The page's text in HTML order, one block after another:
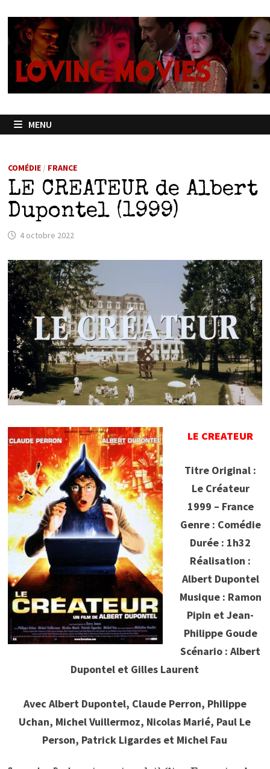
contenu
MENU
COMÉDIE/ FRANCE
LE CREATEUR de Albert
Dupontel (1999)
4 octobre 2022
LE CREATEUR
Titre Original :
Le Créateur
1999 – France
Genre : Comédie
Durée : 1h32
Réalisation :
Albert Dupontel
Musique : Ramon
Pipin et Jean-
Philippe Goude
Scénario : Albert
Dupontel et Gilles Laurent
Avec Albert Dupontel, Claude Perron, Philippe
Uchan, Michel Vuillermoz, Nicolas Marié, Paul Le
Person, Patrick Ligardes et Michel Fau